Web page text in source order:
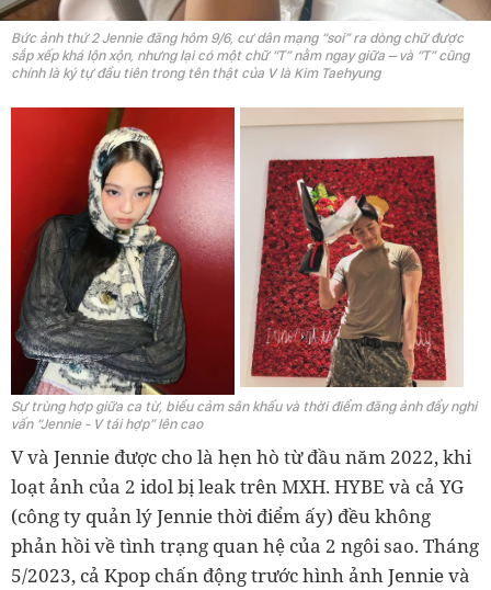
Bức ảnh thứ 2 Jennie đăng hôm 9/6, cư dân mạng “soi” ra dòng chữ được
sắp xếp khá lộn xộn, nhưng lại có một chữ “T” nằm ngay giữa – và “T” cũng
chính là ký tự đầu tiên trong tên thật của V là Kim Taehyung
Sự trùng hợp giữa ca từ, biểu cảm sân khấu và thời điểm đăng ảnh đẩy nghi
vấn “Jennie - V tái hợp” lên cao
V và Jennie được cho là hẹn hò từ đầu năm 2022, khi
loạt ảnh của 2 idol bị leak trên MXH. HYBE và cả YG
(công ty quản lý Jennie thời điểm ấy) đều không
phản hồi về tình trạng quan hệ của 2 ngôi sao. Tháng
5/2023, cả Kpop chấn động trước hình ảnh Jennie và